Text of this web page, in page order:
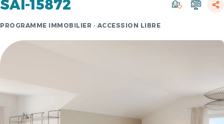
SAI-15872
PROGRAMME IMMOBILIER · ACCESSION LIBRE